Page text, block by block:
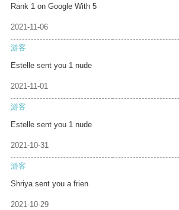
Rank 1 on Google With 5
2021-11-06
游客
Estelle sent you 1 nude
2021-11-01
游客
Estelle sent you 1 nude
2021-10-31
游客
Shriya sent you a frien
2021-10-29